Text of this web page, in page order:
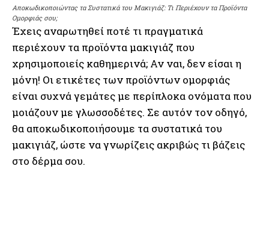
Αποκωδικοποιώντας τα Συστατικά του Μακιγιάζ: Τι Περιέχουν τα Προϊόντα
Ομορφιάς σου;
Έχεις αναρωτηθεί ποτέ τι πραγματικά
περιέχουν τα προϊόντα μακιγιάζ που
χρησιμοποιείς καθημερινά; Αν ναι, δεν είσαι η
μόνη! Οι ετικέτες των προϊόντων ομορφιάς
είναι συχνά γεμάτες με περίπλοκα ονόματα που
μοιάζουν με γλωσσοδέτες. Σε αυτόν τον οδηγό,
θα αποκωδικοποιήσουμε τα συστατικά του
μακιγιάζ, ώστε να γνωρίζεις ακριβώς τι βάζεις
στο δέρμα σου.